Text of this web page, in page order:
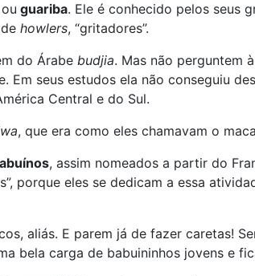
ou guariba. Ele é conhecido pelos seus
howlers, “gritadores”.
do Árabe budjia. Mas não perguntem
Em seus estudos ela não conseguiu
Central e do Sul.
, que era como eles chamavam o
, assim nomeados a partir do
porque eles se dedicam a essa
aliás. E parem já de fazer caretas!
bela carga de babuininhos jovens e